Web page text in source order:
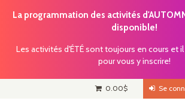
La programmation des activités
disponible!
Les activités d'ÉTÉ sont toujours en cours et
pour vous y inscrire!
Se
0.00$